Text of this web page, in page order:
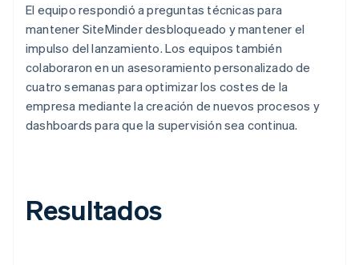
El equipo respondió a preguntas técnicas para
mantener SiteMinder desbloqueado y mantener el
impulso del lanzamiento. Los equipos también
colaboraron en un asesoramiento personalizado de
cuatro semanas para optimizar los costes de la
empresa mediante la creación de nuevos procesos y
dashboards para que la supervisión sea continua.
Resultados